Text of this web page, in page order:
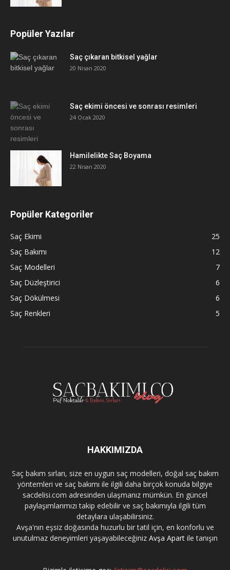
Popüler Yazılar
Saç çıkaran bitkisel yağlar
20 Nisan 2020
Saç ekimi öncesi ve sonrası resimleri
24 Ocak 2020
Hamilelikte Saç Boyama
22 Nisan 2020
Popüler Kategoriler
Saç Ekimi
25
Saç Bakımı
12
Saç Modelleri
7
Saç Düzleştirici
6
Saç Dökülmesi
6
Saç Renkleri
5
HAKKIMIZDA
Saç bakım sırları, size en uygun saç modelleri, doğal saç bakım
yöntemleri ve saç bakımı ile ilgili daha birçok konuda bilgiye
sacdelisi.com adresinden ulaşmanız mümkün. En güncel
paylaşımlarımızı takip edebilir ve saç bakımıyla ilgili tüm
detaylara ulaşabilirsiniz.
Avşa'nın eşsiz doğasında huzurlu bir tatil için, en konforlu ve
unutulmaz deneyimleri yaşayabileceğiniz Avşa Apartile tanışın